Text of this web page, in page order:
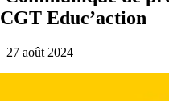
CGT Educ’action
27 août 2024